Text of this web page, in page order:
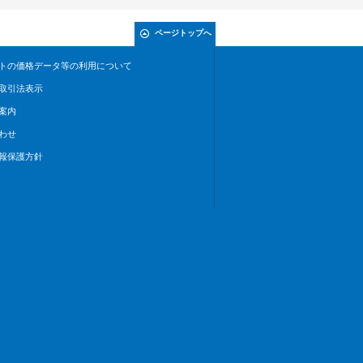
ページトップへ
の価格データ等の利用について
引法表示
内
せ
保護方針